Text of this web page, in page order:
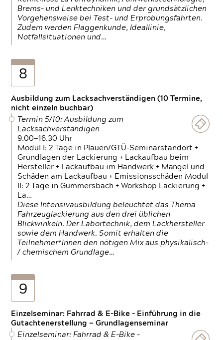
Brems- und Lenktechniken und der grundsätzlichen
Vorgehensweise bei Test- und Erprobungsfahrten.
Zudem werden Flaggenkunde, Ideallinie,
Notfallsituationen und…
8
Ausbildung zum Lacksachverständigen (10 Termine,
nicht einzeln buchbar)
Termin 5/10: Ausbildung zum
Lacksachverständigen
9.00—16.30 Uhr
Modul I: 2 Tage in Plauen/GTÜ-Seminarstandort +
Grundlagen der Lackierung + Lackaufbau beim
Hersteller + Lackaufbau im Handwerk + Mängel und
Schäden am Lackaufbau + Emissionsschäden Modul
II: 2 Tage in Gummersbach + Workshop Lackierung +
La…
Diese Intensivausbildung beleuchtet das Thema
Fahrzeuglackierung aus den drei üblichen
Blickwinkeln. Der Labortechnik, dem Lackhersteller
sowie dem Handwerk. Somit erhalten die
Teilnehmer*Innen den nötigen Mix aus physikalisch-
/ chemischem Grundlage…
9
Einzelseminar: Fahrrad & E-Bike - Einführung in die
Gutachtenerstellung — Grundlagenseminar
Einzelseminar: Fahrrad & E-Bike -